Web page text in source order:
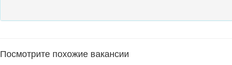
Посмотрите похожие вакансии